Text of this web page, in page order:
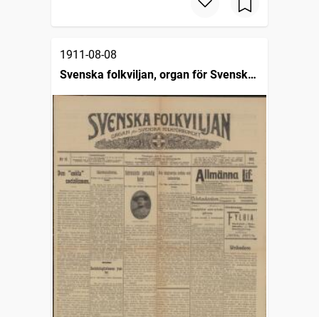
1911-08-08
Svenska folkviljan, organ för Svenska
folkförbundet